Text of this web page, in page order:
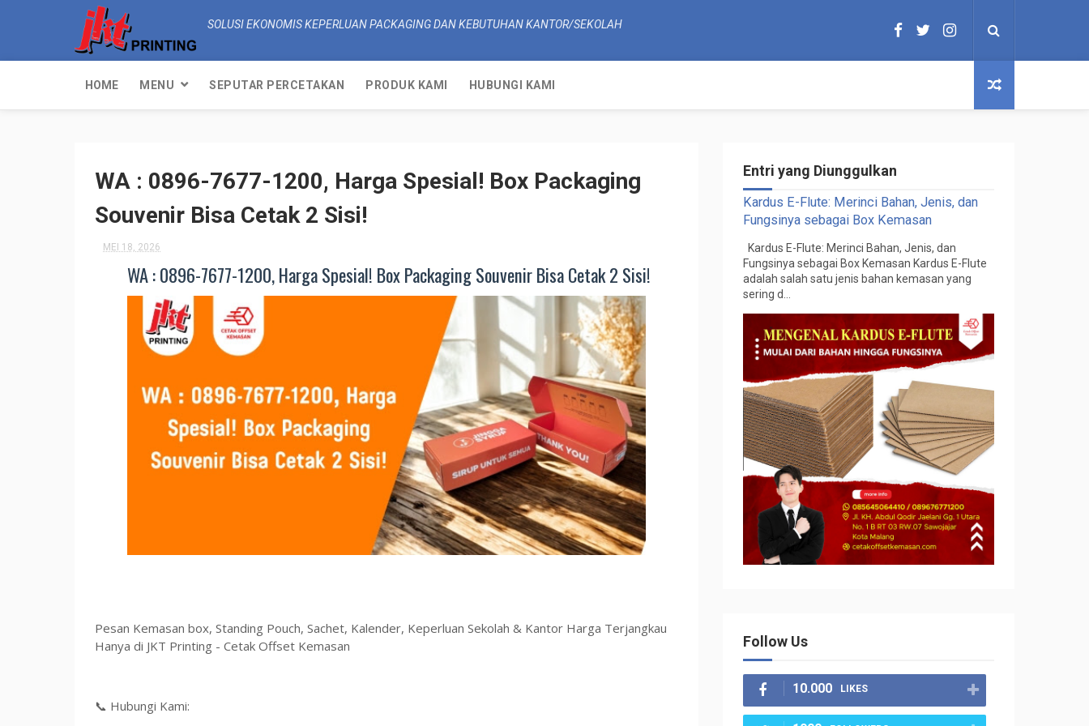
SOLUSI EKONOMIS KEPERLUAN PACKAGING DAN KEBUTUHAN KANTOR/SEKOLAH
HOME MENU SEPUTAR PERCETAKAN PRODUK KAMI HUBUNGI KAMI
WA : 0896-7677-1200, Harga Spesial! Box Packaging
Souvenir Bisa Cetak 2 Sisi!
MEI 18, 2026
WA : 0896-7677-1200, Harga Spesial! Box Packaging Souvenir Bisa Cetak 2 Sisi!
Pesan Kemasan box, Standing Pouch, Sachet, Kalender, Keperluan Sekolah & Kantor Harga Terjangkau
Hanya di JKT Printing - Cetak Offset Kemasan
📞 Hubungi Kami:
Entri yang Diunggulkan
Kardus E-Flute: Merinci Bahan, Jenis, dan
Fungsinya sebagai Box Kemasan
Kardus E-Flute: Merinci Bahan, Jenis, dan
Fungsinya sebagai Box Kemasan Kardus E-Flute
adalah salah satu jenis bahan kemasan yang
sering d...
Follow Us
10.000 LIKES